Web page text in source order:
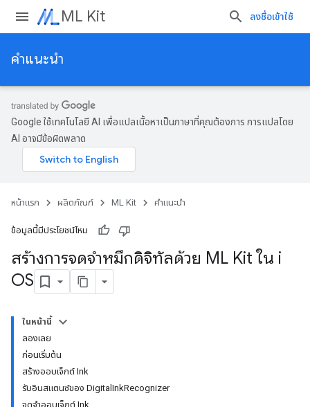
ML Kit ลงชื่อเข้าใช้
คำแนะนำ
Google ใช้เทคโนโลยี AI เพื่อแปลเนื้อหาเป็นภาษาที่คุณต้องการ การแปลโดย
AI อาจมีข้อผิดพลาด
หน้าแรก ผลิตภัณฑ์ ML Kit คำแนะนำ
ข้อมูลนี้มีประโยชน์ไหม
สร้างการจดจำหมึกดิจิทัลด้วย ML Kit ใน i
OS
ในหน้านี้
ลองเลย
ก่อนเริ่มต้น
สร้างออบเจ็กต์ Ink
รับอินสแตนซ์ของ DigitalInkRecognizer
จดจำออบเจ็กต์ Ink